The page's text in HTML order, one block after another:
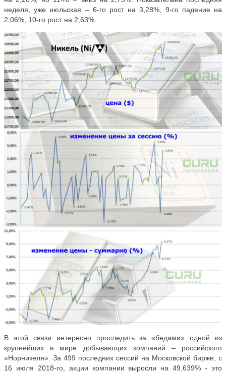
неделя, уже июльская – 6-го рост на 3,28%, 9-го падение на
2,06%, 10-го рост на 2,63%.
В этой связи интересно проследить за «бедами» одной из
крупнейших в мире добывающих компаний – российского
«Норникеля». За 499 последних сессий на Московской бирже, с
16 июля 2018-го, акции компании выросли на 49,639% - это